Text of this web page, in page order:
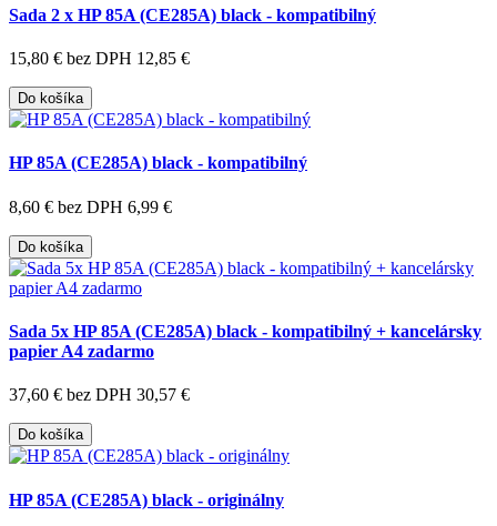
Sada 2 x HP 85A (CE285A) black - kompatibilný
15,80 € bez DPH 12,85 €
Do košíka
HP 85A (CE285A) black - kompatibilný
8,60 € bez DPH 6,99 €
Do košíka
Sada 5x HP 85A (CE285A) black - kompatibilný + kancelársky
papier A4 zadarmo
37,60 € bez DPH 30,57 €
Do košíka
HP 85A (CE285A) black - originálny